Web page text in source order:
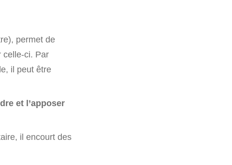
permet de
celle-ci. Par
il peut être
et l’apposer
il encourt des